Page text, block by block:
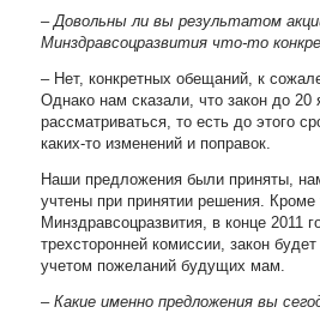
–Довольны ли вы результатом
Минздравсоцразвития что-то
– Нет, конкретных обещаний, к
Однако нам сказали, что закон до 20
рассматриваться, то есть до этого
каких-то изменений и поправок.
Наши предложения были приняты,
учтены при принятии решения.
Минздравсоцразвития, в конце 2011
трехсторонней комиссии, закон
учетом пожеланий будущих мам.
– Какие именно предложения вы